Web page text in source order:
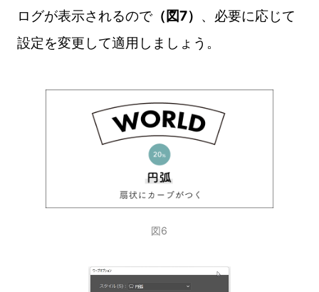
ログが表示されるので（図7） 、必要に応じて
設定を変更して適用しましょう。
図6